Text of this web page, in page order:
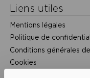
Liens utiles
Mentions légales
Politique de
Conditions générales
Cookies